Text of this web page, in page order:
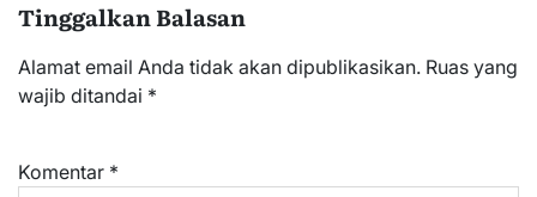
Tinggalkan Balasan
Alamat email Anda tidak akan dipublikasikan. Ruas yang
wajib ditandai *
Komentar *